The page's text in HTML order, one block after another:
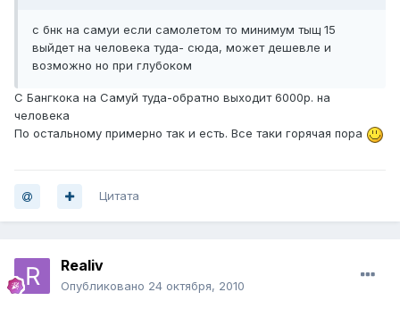
с бнк на самуи если самолетом то минимум тыщ 15
выйдет на человека туда- сюда, может дешевле и
возможно но при глубоком
С Бангкока на Самуй туда-обратно выходит 6000р. на
человека
По остальному примерно так и есть. Все таки горячая пора
Цитата
Realiv
Опубликовано 24 октября, 2010